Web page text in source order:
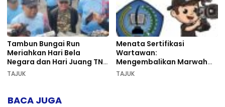
Tambun Bungai Run
Meriahkan Hari Bela
Negara dan Hari Juang TNI
AD di Palangka Raya
TAJUK
Menata Sertifikasi
Wartawan:
Mengembalikan Marwah
Pers dan Keadilan
TAJUK
BACA JUGA